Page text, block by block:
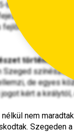
ben ráragasztott
nyit nem
indult,
története
Szeged
de egyes
kért a
nem
Szegeden